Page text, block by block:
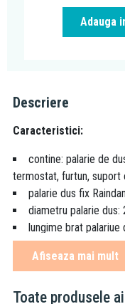
Adauga
Descriere
Caracteristici:
contine: palarie de
termostat, furtun, suport
palarie dus fix
diametru palarie dus:
lungime brat
brat palarie dus
tipul jet palarie dus:
debit maxim pentru 3
Afiseaza mai mult
Toate produsele